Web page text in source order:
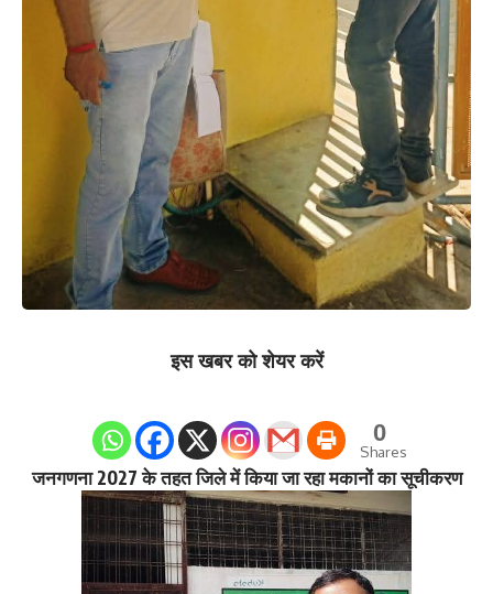
इस खबर को शेयर करें
0
Shares
जनगणना 2027 के तहत जिले में किया जा रहा मकानों का सूचीकरण